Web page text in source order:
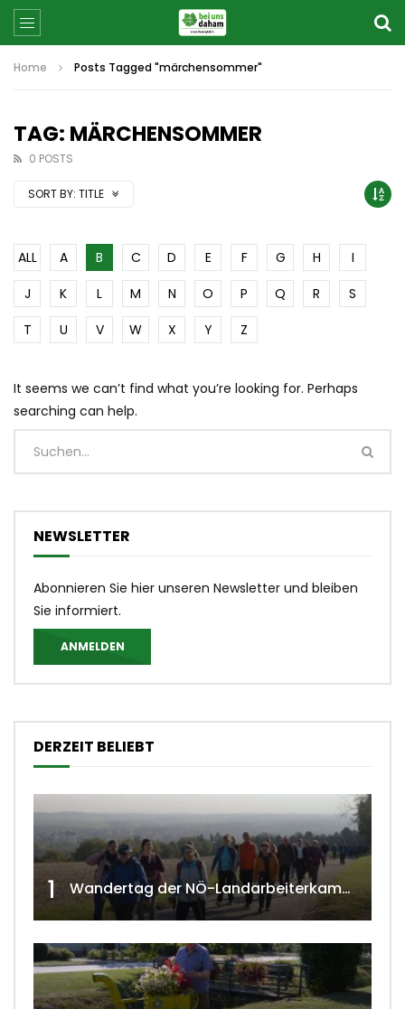
Home Posts Tagged "märchensommer"
TAG: MÄRCHENSOMMER
0 POSTS
SORT BY: TITLE
ALL A B C D E F G H
I
J
K L M N O P Q R
S
T
U V W X Y Z
It seems we can’t find what you’re looking for. Perhaps
searching can help.
NEWSLETTER
Abonnieren Sie hier unseren Newsletter und bleiben
Sie informiert.
ANMELDEN
DERZEIT BELIEBT
1 Wandertag der NÖ-Landarbeiterkammer in Hollabrunn 2024